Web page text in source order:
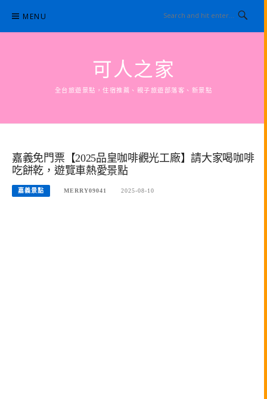
content
MENU
可人之家
全台旅遊景點，住宿推薦、親子旅遊部落客、新景點
嘉義免門票【2025品皇咖啡觀光工廠】請大家喝咖啡
吃餅乾，遊覽車熱愛景點
嘉義景點 MERRY09041 2025-08-10